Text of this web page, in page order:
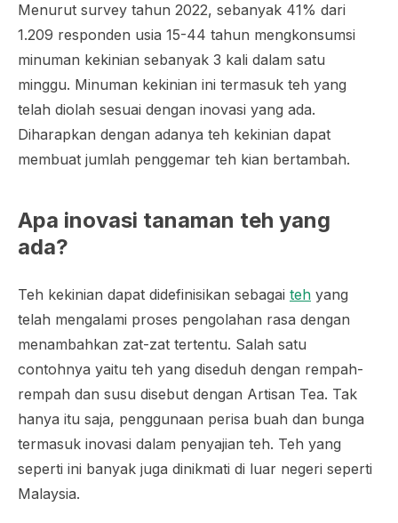
Menurut survey tahun 2022, sebanyak 41% dari
1.209 responden usia 15-44 tahun mengkonsumsi
minuman kekinian sebanyak 3 kali dalam satu
minggu. Minuman kekinian ini termasuk teh yang
telah diolah sesuai dengan inovasi yang ada.
Diharapkan dengan adanya teh kekinian dapat
membuat jumlah penggemar teh kian bertambah.
Apa inovasi tanaman teh yang
ada?
Teh kekinian dapat didefinisikan sebagai teh yang
telah mengalami proses pengolahan rasa dengan
menambahkan zat-zat tertentu. Salah satu
contohnya yaitu teh yang diseduh dengan rempah-
rempah dan susu disebut dengan Artisan Tea. Tak
hanya itu saja, penggunaan perisa buah dan bunga
termasuk inovasi dalam penyajian teh. Teh yang
seperti ini banyak juga dinikmati di luar negeri seperti
Malaysia.